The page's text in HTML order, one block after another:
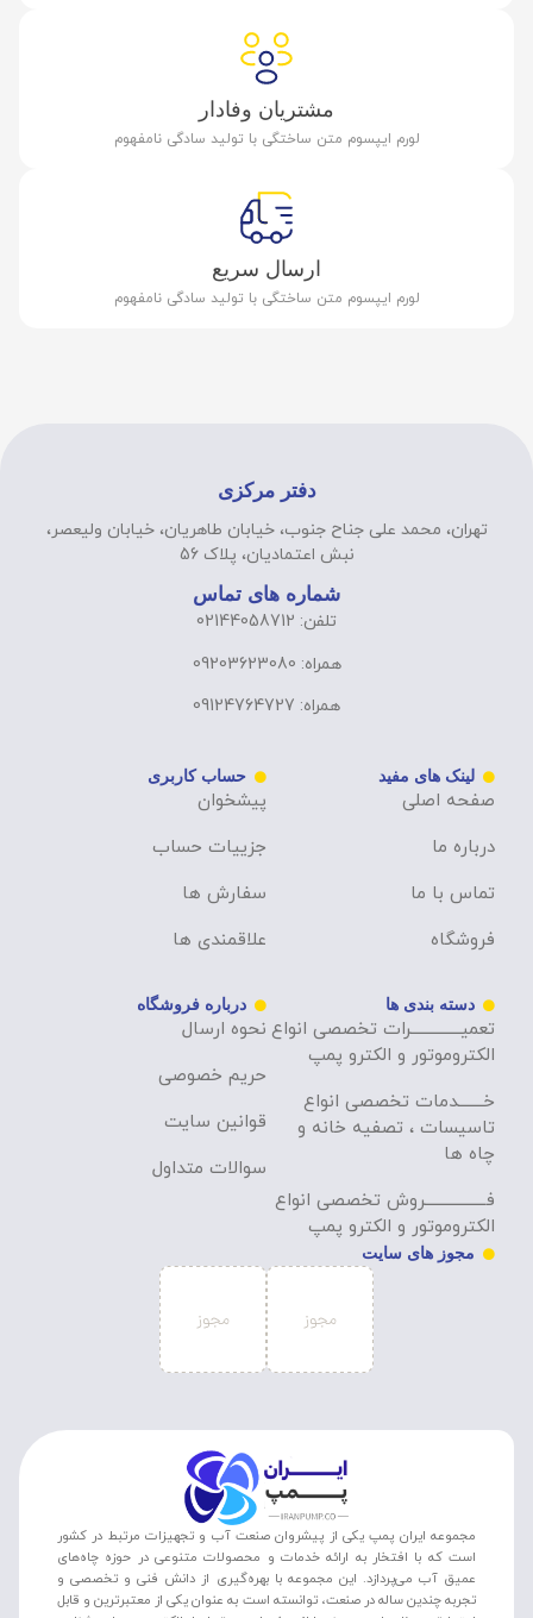
مشتریان وفادار
لورم ایپسوم متن ساختگی با تولید سادگی نامفهوم
ارسال سریع
لورم ایپسوم متن ساختگی با تولید سادگی نامفهوم
دفتر مرکزی
تهران، محمد علی جناح جنوب، خیابان طاهریان، خیابان ولیعصر،
نبش اعتمادیان، پلاک 56
شماره های تماس
تلفن: 02144058712
همراه: 09203623080
همراه: 09124764727
لینک های مفید
صفحه اصلی
درباره ما
تماس با ما
فروشگاه
حساب کاربری
پیشخوان
جزییات حساب
سفارش ها
علاقمندی ها
دسته بندی ها
تعمیــــــــــــــرات تخصصی انواع
الکتروموتور و الکترو پمپ
خـــــــدمات تخصصی انواع
تاسیسات ، تصفیه خانه و
چاه ها
فـــــــــــــــــروش تخصصی انواع
الکتروموتور و الکترو پمپ
درباره فروشگاه
نحوه ارسال
حریم خصوصی
قوانین سایت
سوالات متداول
مجوز های سایت
مجموعه ایران پمپ یکی از پیشروان صنعت آب و تجهیزات مرتبط در کشور
است که با افتخار به ارائه خدمات و محصولات متنوعی در حوزه چاه‌های
عمیق آب می‌پردازد. این مجموعه با بهره‌گیری از دانش فنی و تخصصی و
تجربه چندین ساله در صنعت، توانسته است به عنوان یکی از معتبرترین و قابل